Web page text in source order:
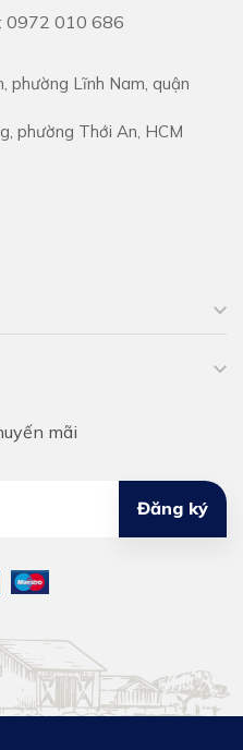
0972 010 686
phường Lĩnh Nam, quận
phường Thới An, HCM
mãi
Đăng ký